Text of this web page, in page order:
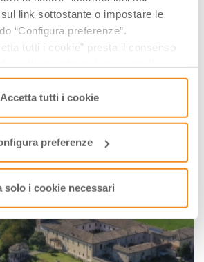
link sottostante o impostare le
“Configura preferenze”.
tutti i cookie” presta il consenso
su “Usa solo i cookie necessari” e
cookie tecnici necessari al corretto
Accetta tutti i cookie
preferenze
solo i cookie necessari